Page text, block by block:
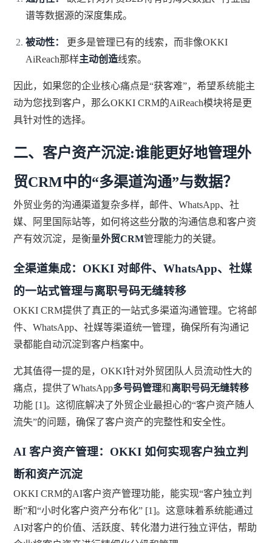
谱等数据源的深度集成。
被动性：
更多是管理已有的线索，而非像OKKI
AiReach那样主动创造线索。
因此，如果您的企业核心痛点是“获客难”，希望系统能主
动为您找到客户，那么OKKI CRM的AiReach模块将是更
具针对性的选择。
二、客户资产沉淀:谁能更好地管理外
贸CRM中的“多渠道沟通”与数据？
外贸业务的沟通渠道复杂多样，邮件、WhatsApp、社
媒、阿里国际站等，如何将这些分散的沟通信息和客户资
产有效沉淀，是衡量外贸CRM管理能力的关键。
全渠道集成：OKKI 对邮件、WhatsApp、社媒
的一站式管理与离职号码无缝转移
OKKI CRM提供了真正的一站式多渠道沟通管理。它将邮
件、WhatsApp、社媒等渠道统一管理，确保所有沟通记
录都能自动沉淀到客户档案中。
尤其值得一提的是，OKKI针对外贸团队人员流动性大的
痛点，提供了WhatsApp多号码管理和离职号码无缝转移
功能 [1]。这彻底解决了外贸企业最担心的“客户资产随人
流失”的问题，确保了客户资产的完整性和安全性。
AI 客户资产管理：OKKI 如何实现客户独立判
断和资产沉淀
OKKI CRM的AI客户资产管理功能，能实现“客户独立判
断”和“小时化客户资产分布化” [1]。这意味着系统能通过
AI对客户的价值、活跃度、转化潜力进行独立评估，帮助